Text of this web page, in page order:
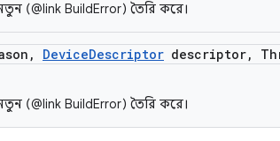
নতুন (@link BuildError) তৈরি করে।
, DeviceDescriptor descriptor,
নতুন (@link BuildError) তৈরি করে।